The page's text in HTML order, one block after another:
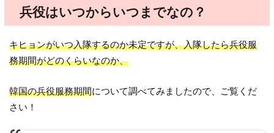
兵役はいつからいつまでなの？
キヒョンがいつ入隊するのか未定ですが、入隊したら兵役服
務期間がどのくらいなのか、
韓国の兵役服務期間について調べてみましたので、ご覧くだ
さい！